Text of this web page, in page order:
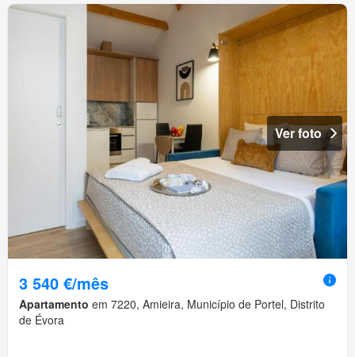
Ver foto
3 540 €/mês
Apartamento em 7220, Amieira, Município de Portel, Distrito
de Évora